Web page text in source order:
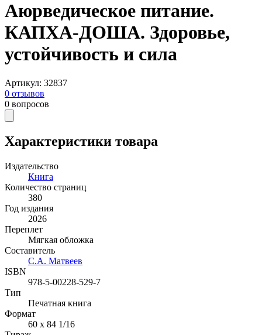
Аюрведическое питание.
КАПХА-ДОША. Здоровье,
устойчивость и сила
Артикул: 32837
0 отзывов
0 вопросов
Характеристики товара
Издательство
Книга
Количество страниц
380
Год издания
2026
Переплет
Мягкая обложка
Составитель
С.А. Матвеев
ISBN
978-5-00228-529-7
Тип
Печатная книга
Формат
60 x 84 1/16